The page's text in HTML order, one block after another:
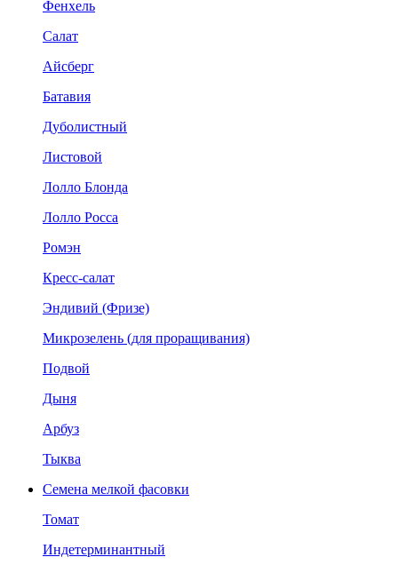
Фенхель
Салат
Айсберг
Батавия
Дуболистный
Листовой
Лолло Блонда
Лолло Росса
Ромэн
Кресс-салат
Эндивий (Фризе)
Микрозелень (для проращивания)
Подвой
Дыня
Арбуз
Тыква
Семена мелкой фасовки
Томат
Индетерминантный